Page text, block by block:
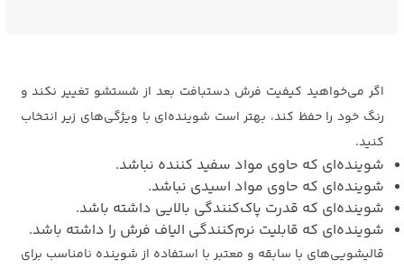
اگر می‌خواهید کیفیت فرش دستبافت بعد از شستشو تغییر نکند و
رنگ خود را حفظ کند، بهتر است شوینده‌ای با ویژگی‌های زیر انتخاب
کنید.
شوینده‌ای که حاوی مواد سفید کننده نباشد.
شوینده‌ای که حاوی مواد اسیدی نباشد.
شوینده‌ای که قدرت پاک‌کنندگی بالایی داشته باشد.
شوینده‌ای که قابلیت نرم‌کنندگی الیاف فرش را داشته باشد.
قالیشویی‌های با سابقه و معتبر با استفاده از شوینده نامناسب برای